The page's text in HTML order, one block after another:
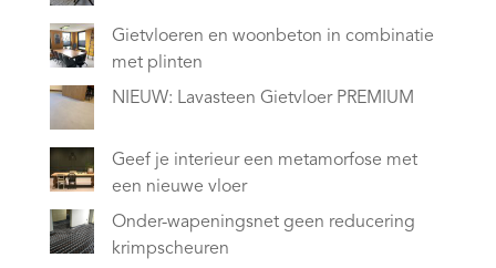
Gietvloeren en woonbeton in combinatie
met plinten
NIEUW: Lavasteen Gietvloer PREMIUM
Geef je interieur een metamorfose met
een nieuwe vloer
Onder-wapeningsnet geen reducering
krimpscheuren